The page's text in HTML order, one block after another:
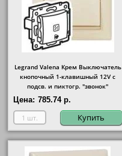
Legrand Valena Крем Выключатель
кнопочный 1-клавишный 12V с
подсв. и пиктогр. "звонок"
Цена: 785.74 р.
Купить